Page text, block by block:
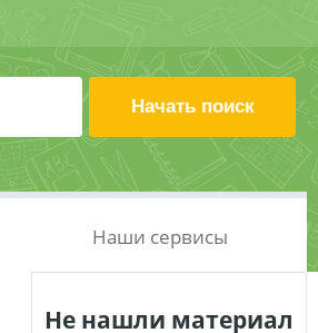
Наши сервисы
Не нашли материал